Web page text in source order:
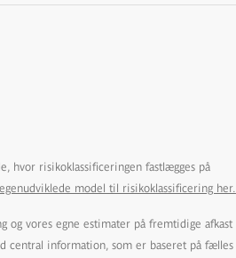
hvor risikoklassificeringen fastlægges på
model til risikoklassificering her.
og vores egne estimater på fremtidige afkast
central information, som er baseret på fælles